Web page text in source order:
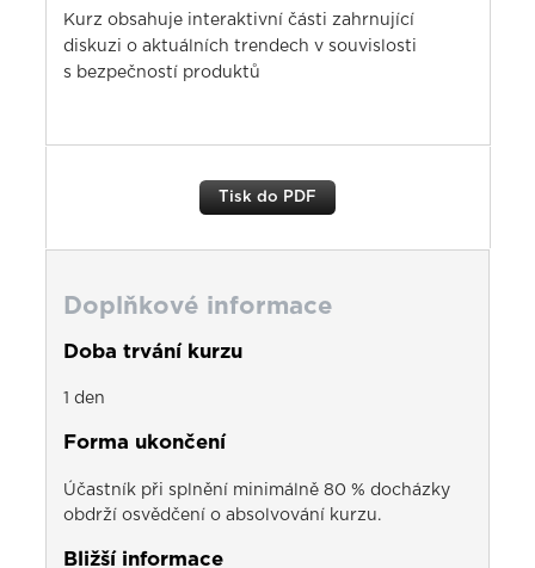
Kurz obsahuje interaktivní části zahrnující
diskuzi o aktuálních trendech v souvislosti
s bezpečností produktů
Tisk do PDF
Doplňkové informace
Doba trvání kurzu
1 den
Forma ukončení
Účastník při splnění minimálně 80 % docházky
obdrží osvědčení o absolvování kurzu.
Bližší informace